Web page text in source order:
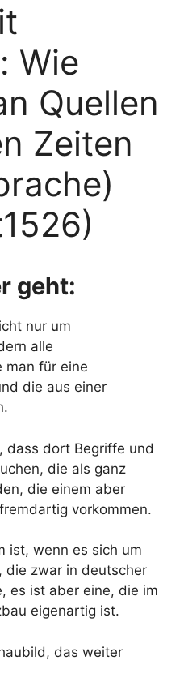
Wie
Quellen
Zeiten
geht:
nur um
alle
man für eine
die aus einer
dass dort Begriffe und
die als ganz
die einem aber
vorkommen.
ist, wenn es sich um
die zwar in deutscher
es ist aber eine, die im
eigenartig ist.
das weiter